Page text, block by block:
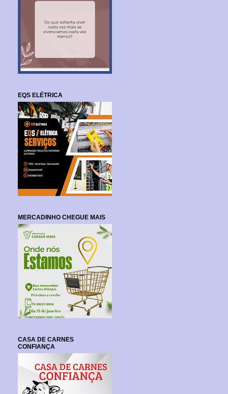
EQS ELÉTRICA
MERCADINHO CHEGUE MAIS
CASA DE CARNES
CONFIANÇA